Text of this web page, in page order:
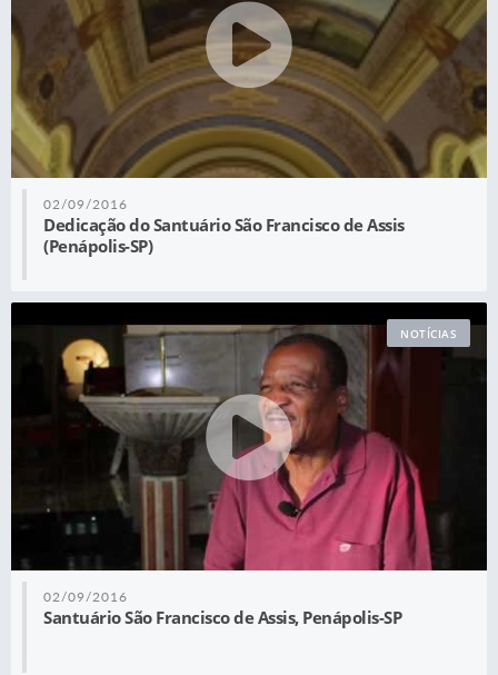
02/09/2016
Dedicação do Santuário São Francisco de Assis
(Penápolis-SP)
02/09/2016
Santuário São Francisco de Assis, Penápolis-SP
NOTÍCIAS